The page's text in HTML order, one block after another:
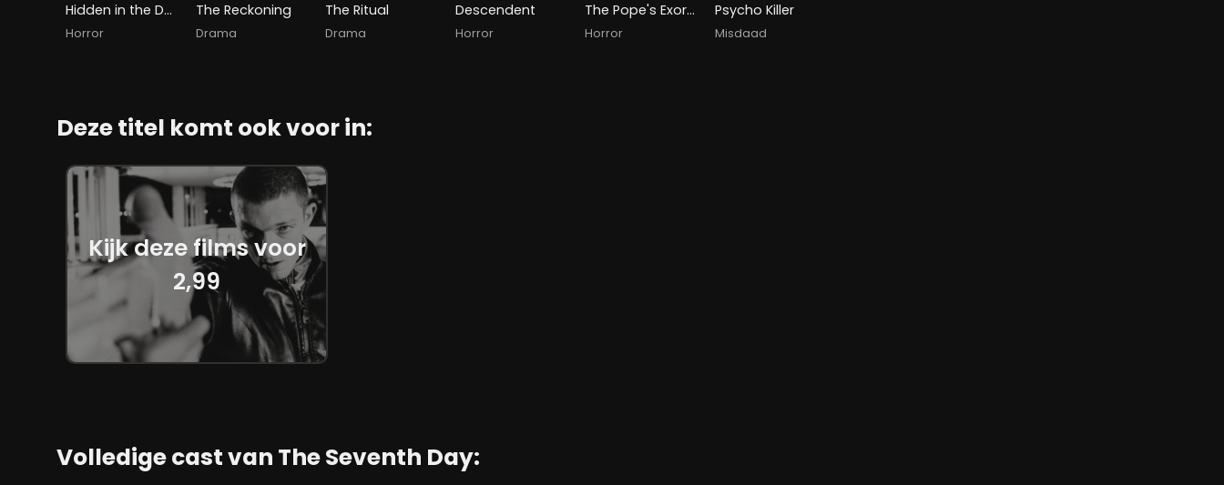
Hidden in the Dark
Horror
The Reckoning
Drama
The Ritual
Drama
Descendent
Horror
The Pope's Exorcist
Horror
Psycho Killer
Misdaad
Deze titel komt ook voor in:
Kijk deze films voor
2,99
Volledige cast van The Seventh Day: